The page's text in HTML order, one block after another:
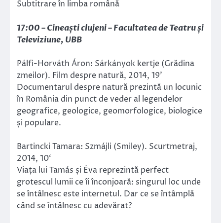
Subtitrare în limba română
17:00 – Cineaști clujeni – Facultatea de Teatru și
Televiziune, UBB
Pálfi-Horváth Áron: Sárkányok kertje (Grădina
zmeilor). Film despre natură, 2014, 19’
Documentarul despre natură prezintă un locunic
în România din punct de veder al legendelor
geografice, geologice, geomorfologice, biologice
și populare.
Bartincki Tamara: Szmájli (Smiley). Scurtmetraj,
2014, 10‘
Viața lui Tamás și Éva reprezintă perfect
grotescul lumii ce îi înconjoară: singurul loc unde
se întâlnesc este internetul. Dar ce se întâmplă
când se întâlnesc cu adevărat?